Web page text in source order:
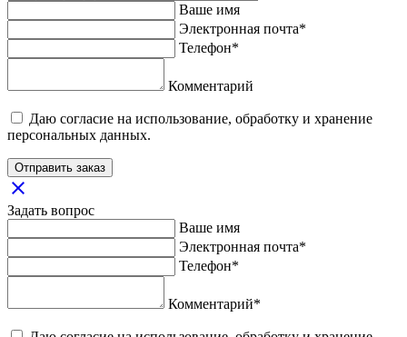
Ваше имя
Электронная почта*
Телефон*
Комментарий
Даю согласие на использование, обработку и хранение
персональных данных.
Отправить заказ
close
Задать вопрос
Ваше имя
Электронная почта*
Телефон*
Комментарий*